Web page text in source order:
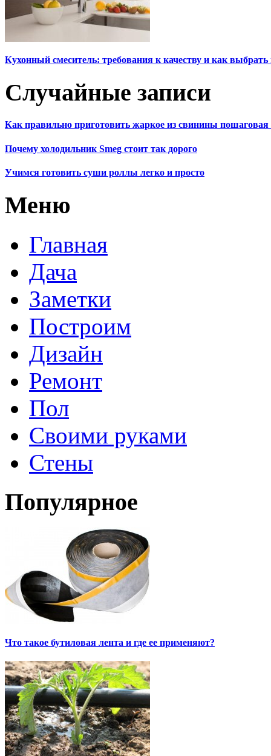
Кухонный смеситель: требования к качеству и как
Случайные записи
Как правильно приготовить жаркое из свинины пошаговая
Почему холодильник Smeg стоит так дорого
Учимся готовить суши роллы легко и просто
Меню
Главная
Дача
Заметки
Построим
Дизайн
Ремонт
Пол
Своими руками
Стены
Популярное
Что такое бутиловая лента и где ее применяют?